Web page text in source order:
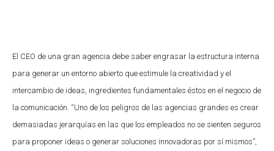
El CEO de una gran agencia debe saber engrasar la estructura interna
para generar un entorno abierto que estimule la creatividad y el
intercambio de ideas, ingredientes fundamentales éstos en el negocio de
la comunicación. “Uno de los peligros de las agencias grandes es crear
demasiadas jerarquías en las que los empleados no se sienten seguros
para proponer ideas o generar soluciones innovadoras por sí mismos”,